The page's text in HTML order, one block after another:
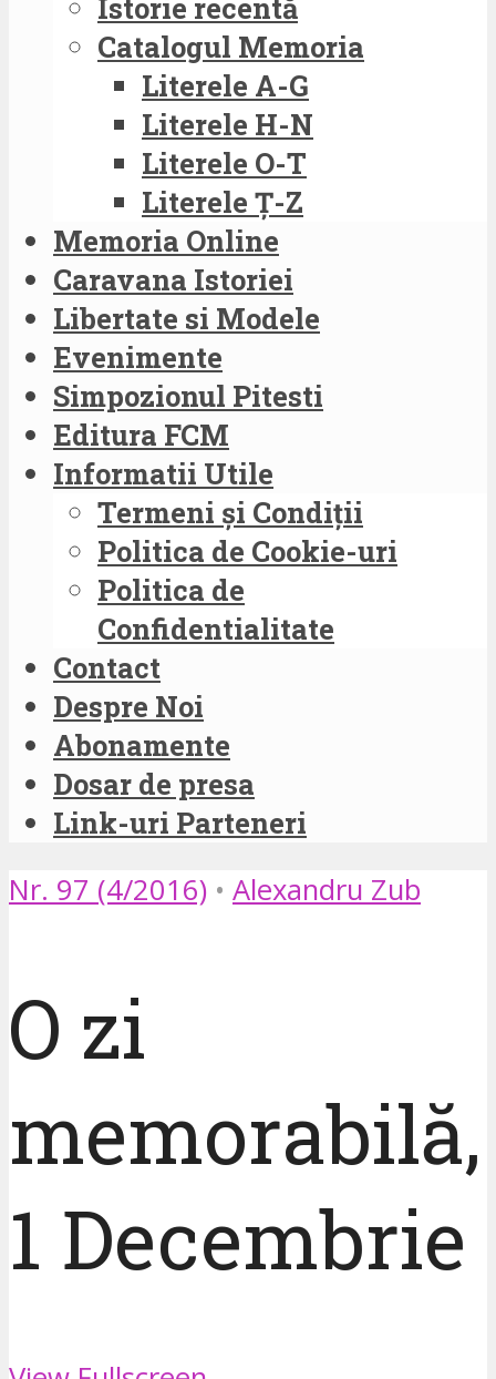
Catalogul Memoria
Literele A-G
Literele H-N
Literele O-T
Literele Ț-Z
Memoria Online
Caravana Istoriei
Libertate si Modele
Evenimente
Simpozionul Pitesti
Editura FCM
Informatii Utile
Termeni și Condiții
Politica de Cookie-uri
Politica de
Confidentialitate
Contact
Despre Noi
Abonamente
Dosar de presa
Link-uri Parteneri
Nr. 97 (4/2016) • Alexandru Zub
O zi
memorabilă,
1 Decembrie